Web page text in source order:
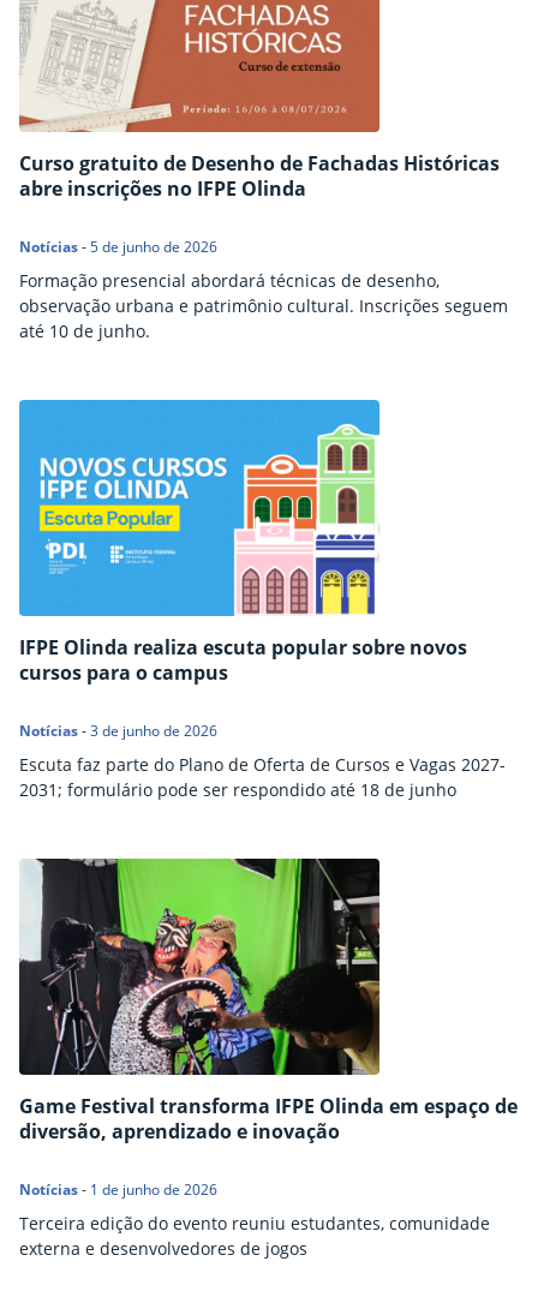
Curso gratuito de Desenho de Fachadas Históricas
abre inscrições no IFPE Olinda
Notícias-5 de junho de 2026
Formação presencial abordará técnicas de desenho,
observação urbana e patrimônio cultural. Inscrições seguem
até 10 de junho.
IFPE Olinda realiza escuta popular sobre novos
cursos para o campus
Notícias-3 de junho de 2026
Escuta faz parte do Plano de Oferta de Cursos e Vagas 2027-
2031; formulário pode ser respondido até 18 de junho
Game Festival transforma IFPE Olinda em espaço de
diversão, aprendizado e inovação
Notícias- 1 de junho de 2026
Terceira edição do evento reuniu estudantes, comunidade
externa e desenvolvedores de jogos